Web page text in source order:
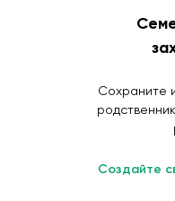
Сохраните
Создайте